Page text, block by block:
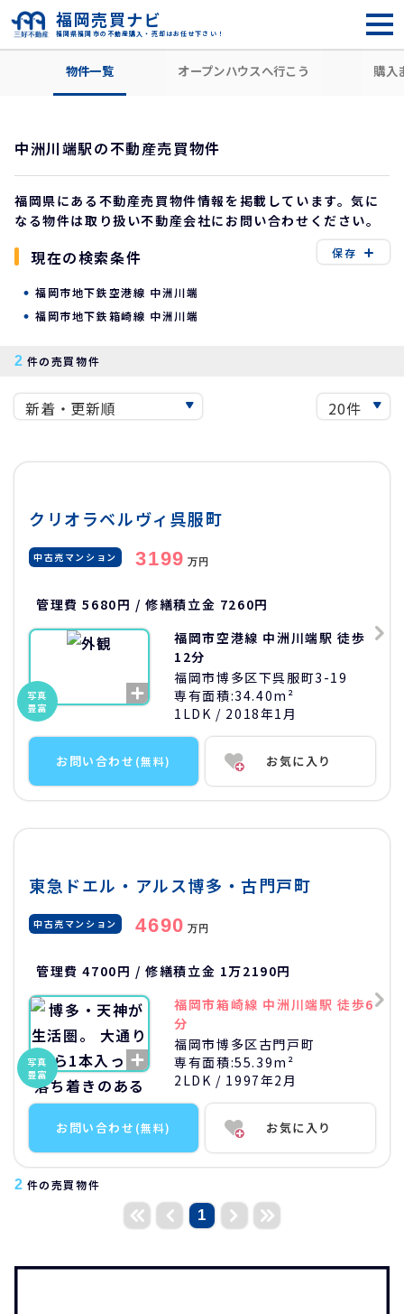
福岡県福岡市の不動産購入・売却はお任せ下さい！
福岡売買ナビ
沿線・駅から探す 福岡市博多区
物件一覧 オープンハウスへ行こう 購入
中洲川端駅の不動産売買物件
福岡県にある不動産売買物件情報を掲載しています。気に
なる物件は取り扱い不動産会社にお問い合わせください。
2 件の売買物件
クリオラベルヴィ呉服町
中古売マンション 3199 万円
管理費 5680円 / 修繕積立金 7260円
写真
豊富
福岡市空港線 中洲川端駅 徒歩
12分
福岡市博多区下呉服町3-19
専有面積:34.40m²
1LDK / 2018年1月
お問い合わせ (無料) お気に入り
東急ドエル・アルス博多・古門戸町
中古売マンション 4690 万円
管理費 4700円 / 修繕積立金 1万2190円
写真
豊富
福岡市箱崎線 中洲川端駅 徒歩6
分
福岡市博多区古門戸町
専有面積:55.39m²
2LDK / 1997年2月
お問い合わせ (無料) お気に入り
2 件の売買物件
1
現在の検索条件
福岡市地下鉄空港線 中洲川端
福岡市地下鉄箱崎線 中洲川端
保存